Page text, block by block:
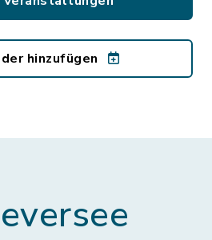
hinzufügen